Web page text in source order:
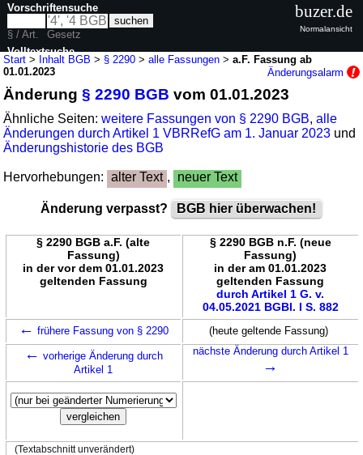
Start > Inhalt BGB > § 2290 >alle Fassungen >a.F. Fassung ab
01.01.2023
Änderungsalarm
Änderung§ 2290 BGB vom 01.01.2023
Ähnliche Seiten:weitere Fassungen von § 2290 BGB,alle
Änderungen durch Artikel 1 VBRRefG am 1. Januar 2023 und
Änderungshistorie des BGB
Hervorhebungen: alter Text , neuer Text
Änderung verpasst? BGB hier überwachen!
§ 2290 BGB a.F. (alte
Fassung)
in der vor dem 01.01.2023
geltenden Fassung
§ 2290 BGB n.F. (neue
Fassung)
in der am 01.01.2023
geltenden Fassung
durch Artikel 1 G. v.
04.05.2021 BGBl. I S. 882
← frühere Fassung von § 2290 (heute geltende Fassung)
← vorherige Änderung durch
Artikel 1
nächste Änderung durch Artikel 1
→
(Textabschnitt unverändert)
Vorschriftensuche
§ / Art.
Gesetz
Volltextsuche
buzer.de
Normalansicht